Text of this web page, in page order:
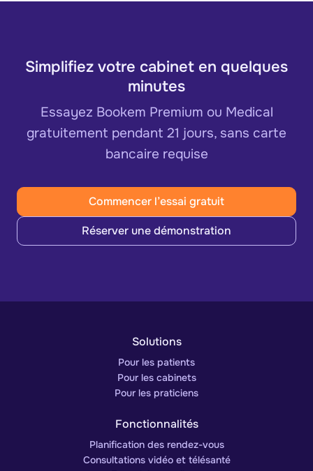
Simplifiez votre cabinet en quelques
minutes
Essayez Bookem Premium ou Medical
gratuitement pendant 21 jours, sans carte
bancaire requise
Commencer l’essai gratuit
Réserver une démonstration
Solutions
Pour les patients
Pour les cabinets
Pour les praticiens
Fonctionnalités
Planification des rendez-vous
Consultations vidéo et télésanté